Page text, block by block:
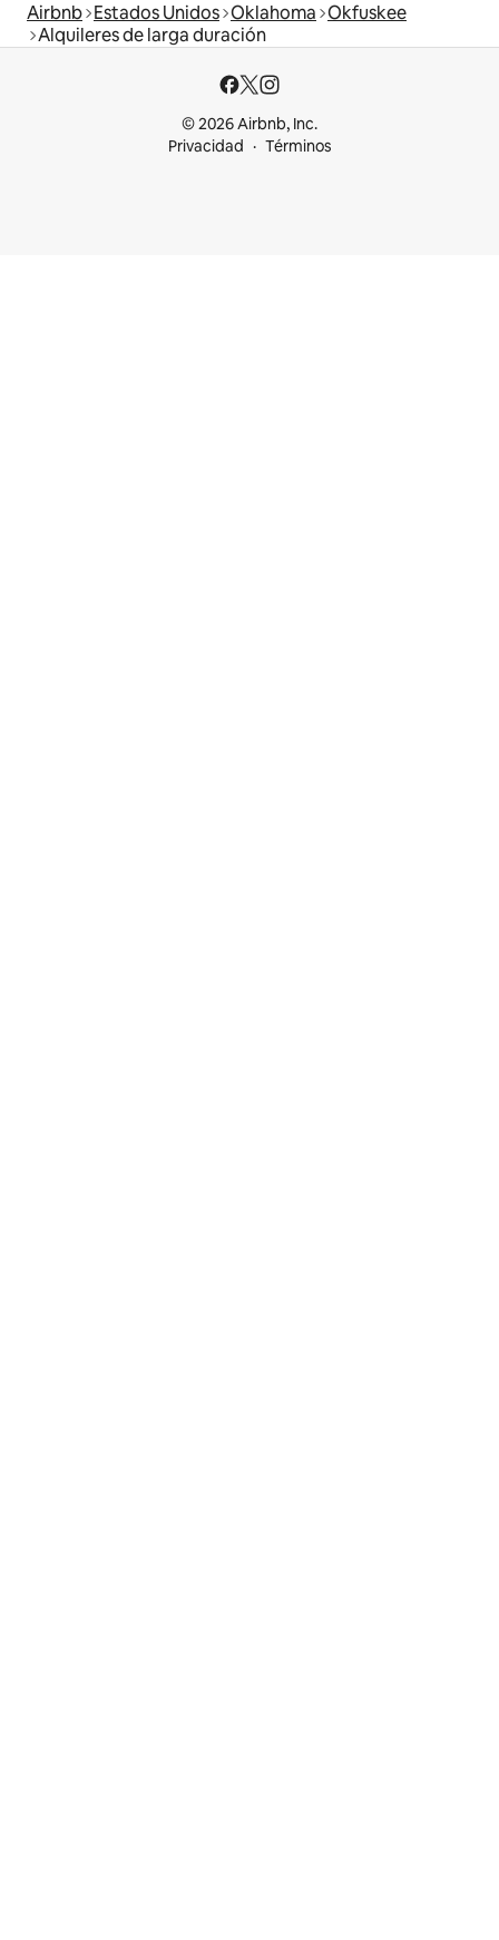
Airbnb Estados Unidos Oklahoma Okfuskee
Alquileres de larga duración
© 2026 Airbnb, Inc.
Privacidad
Términos